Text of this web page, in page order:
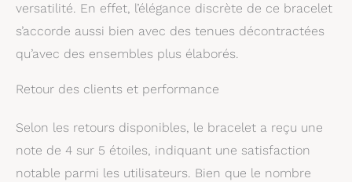
versatilité. En effet, l’élégance discrète de ce bracelet
s’accorde aussi bien avec des tenues décontractées
qu’avec des ensembles plus élaborés.
Retour des clients et performance
Selon les retours disponibles, le bracelet a reçu une
note de 4 sur 5 étoiles, indiquant une satisfaction
notable parmi les utilisateurs. Bien que le nombre